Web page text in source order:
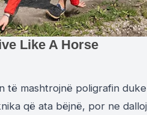
të mashtrojnë poligrafin
që ata bëjnë, por ne